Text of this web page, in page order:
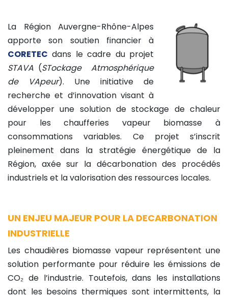
La Région Auvergne-Rhône-Alpes
apporte son soutien financier à
CORETEC dans le cadre du projet
STAVA (STockage Atmosphérique
de VApeur). Une initiative de
recherche et d’innovation visant à
développer une solution de stockage de chaleur
pour les chaufferies vapeur biomasse à
consommations variables. Ce projet s’inscrit
pleinement dans la stratégie énergétique de la
Région, axée sur la décarbonation des procédés
industriels et la valorisation des ressources locales.
UN ENJEU MAJEUR POUR LA DECARBONATION
INDUSTRIELLE
Les chaudières biomasse vapeur représentent une
solution performante pour réduire les émissions de
CO₂ de l’industrie. Toutefois, dans les installations
dont les besoins thermiques sont intermittents, la